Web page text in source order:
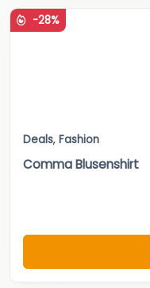
-28%
Deals, Fashion
Comma Blusenshirt